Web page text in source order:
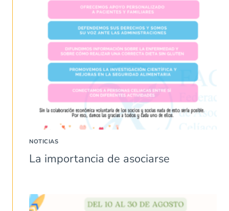
NOTICIAS
La importancia de asociarse